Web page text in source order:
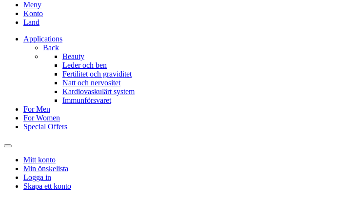
Meny
Konto
Land
Applications
Back
Beauty
Leder och ben
Fertilitet och graviditet
Natt och nervositet
Kardiovaskulärt system
Immunförsvaret
For Men
For Women
Special Offers
Mitt konto
Min önskelista
Logga in
Skapa ett konto